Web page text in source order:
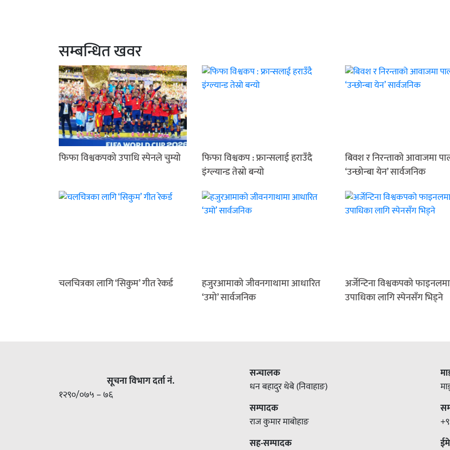
सम्बन्धित खवर
फिफा विश्वकपको उपाधि स्पेनले चुम्यो
फिफा विश्वकप : फ्रान्सलाई हराउँदै
इंग्ल्यान्ड तेस्रो बन्यो
बिवश र निरन्ताको आवाजमा
‘उन्छोन्बा येन’ सार्वजनिक
चलचित्रका लागि ‘सिकुम’ गीत रेकर्ड
हजुरआमाको जीवनगाथामा आधारित
‘उमो’ सार्वजनिक
अर्जेन्टिना विश्वकपको
उपाधिका लागि स्पेनसँग भिड्ने
सूचना विभाग दर्ता नं.
१२९०/०७५ – ७६
सन्चालक
धन बहादुर थेबे (निवाहाङ)
सम्पादक
राज कुमार माबोहाङ
सह-सम्पादक